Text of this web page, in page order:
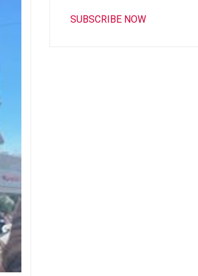
SUBSCRIBE NOW